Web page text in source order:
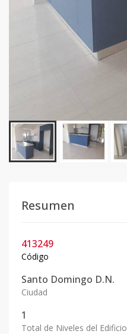
Resumen
413249
Código
Santo Domingo D.N.
Ciudad
1
Total de Niveles del Edificio